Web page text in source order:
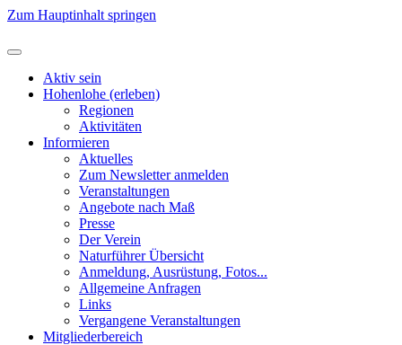
Zum Hauptinhalt springen
Aktiv sein
Hohenlohe (erleben)
Regionen
Aktivitäten
Informieren
Aktuelles
Zum Newsletter anmelden
Veranstaltungen
Angebote nach Maß
Presse
Der Verein
Naturführer Übersicht
Anmeldung, Ausrüstung, Fotos...
Allgemeine Anfragen
Links
Vergangene Veranstaltungen
Mitgliederbereich